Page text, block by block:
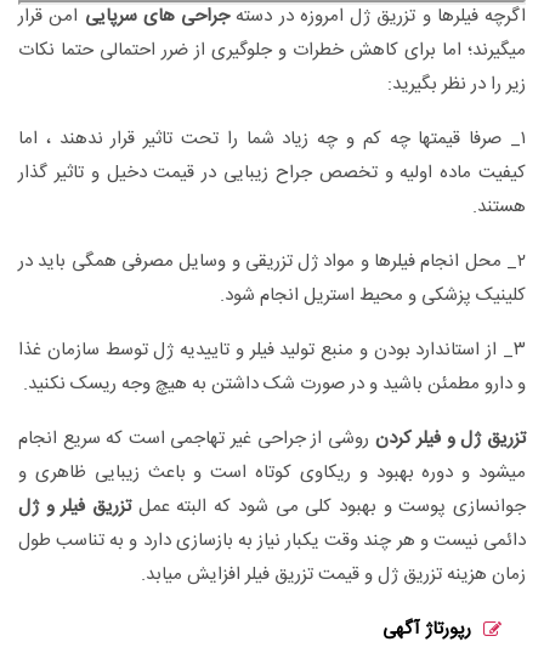
اگرچه فیلرها و تزریق ژل امروزه در دستهجراحی های سرپایی امن قرار
میگیرند؛ اما برای کاهش خطرات و جلوگیری از ضرر احتمالی حتما نکات
زیر را در نظر بگیرید:
۱_ صرفا قیمتها چه کم و چه زیاد شما را تحت تاثیر قرار ندهند ، اما
کیفیت ماده اولیه و تخصص جراح زیبایی در قیمت دخیل و تاثیر گذار
هستند.
۲_ محل انجام فیلرها و مواد ژل تزریقی و وسایل مصرفی همگی باید در
کلینیک پزشکی و محیط استریل انجام شود.
۳_ از استاندارد بودن و منبع تولید فیلر و تاییدیه ژل توسط سازمان غذا
و دارو مطمئن باشید و در صورت شک داشتن به هیچ وجه ریسک نکنید.
تزریق ژل و فیلر کردن روشی از جراحی غیر تهاجمی است که سریع انجام
میشود و دوره بهبود و ریکاوی کوتاه است و باعث زیبایی ظاهری و
جوانسازی پوست و بهبود کلی می شود که البته عملتزریق فیلر و ژل
دائمی نیست و هر چند وقت یکبار نیاز به بازسازی دارد و به تناسب طول
زمان هزینه تزریق ژل و قیمت تزریق فیلر افزایش میابد.
رپورتاژ آگهی